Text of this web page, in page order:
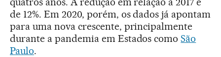
de 12%. Em 2020, porém, os dados já apontam
para uma nova crescente, principalmente
durante a pandemia em Estados comoSão
Paulo.